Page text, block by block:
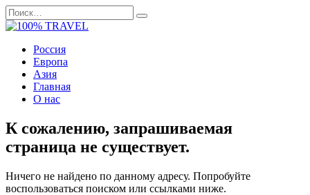
Перейти
к
Search
for:
Россия
Европа
Азия
Главная
О нас
К сожалению, запрашиваемая
страница не существует.
Ничего не найдено по данному адресу. Попробуйте
воспользоваться поиском или ссылками ниже.